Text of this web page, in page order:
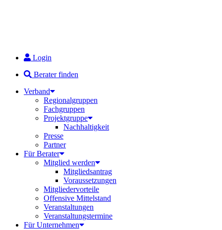
Login
Berater finden
Verband
Regionalgruppen
Fachgruppen
Projektgruppe
Nachhaltigkeit
Presse
Partner
Für Berater
Mitglied werden
Mitgliedsantrag
Voraussetzungen
Mitgliedervorteile
Offensive Mittelstand
Veranstaltungen
Veranstaltungstermine
Für Unternehmen